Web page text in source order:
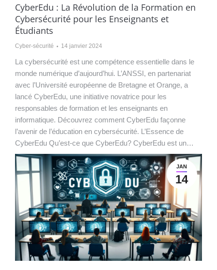
CyberEdu : La Révolution de la Formation en
Cybersécurité pour les Enseignants et
Étudiants
Cyber-sécurité 14 janvier 2024
La cybersécurité est une compétence essentielle dans le
monde numérique d’aujourd’hui. L’ANSSI, en partenariat
avec l’Université européenne de Bretagne et Orange, a
lancé CyberEdu, une initiative novatrice pour les
responsables de formation et les enseignants en
informatique. Découvrez comment CyberEdu façonne
l’avenir de l’éducation en cybersécurité. L’Essence de
CyberEdu Qu’est-ce que CyberEdu? CyberEdu est un…
JAN
14